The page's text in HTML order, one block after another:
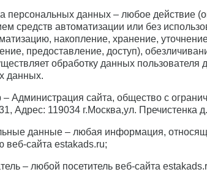
персональных данных – любое действие
средств автоматизации или без
накопление, хранение,
предоставление, доступ),
обработку данных
данных.
– Администрация сайта, общество с
Адрес: 119034 г.Москва,ул. Пречистенка
данные – любая информация,
веб-сайта estakads.ru;
– любой посетитель веб-сайта